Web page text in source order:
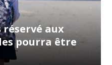
aux
pourra être